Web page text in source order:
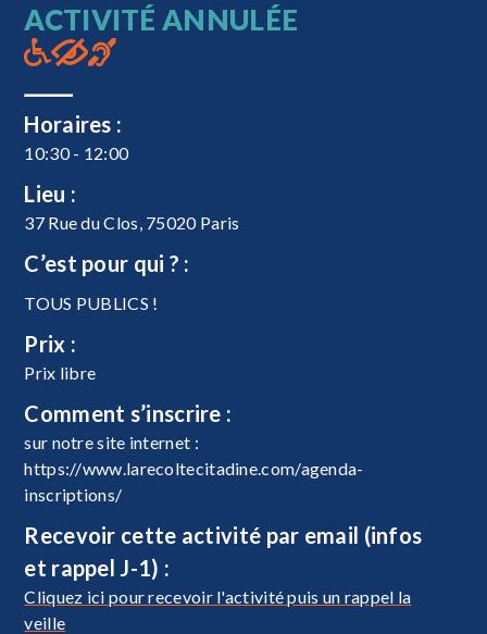
ACTIVITÉ ANNULÉE
Horaires :
10:30 - 12:00
Lieu :
37 Rue du Clos, 75020 Paris
C’est pour qui ? :
TOUS PUBLICS !
Prix :
Prix libre
Comment s’inscrire :
sur notre site internet :
https://www.larecoltecitadine.com/agenda-
inscriptions/
Recevoir cette activité par email (infos
et rappel J-1) :
Cliquez ici pour recevoir l'activité puis un rappel la
veille